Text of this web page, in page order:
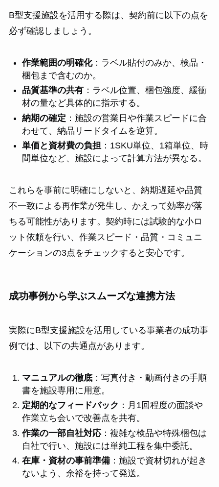
B型支援施設を活用する際は、契約前に以下の点を
必ず確認しましょう。
作業範囲の明確化：ラベル貼付のみか、検品・
梱包まで含むのか。
品質基準の共有：ラベル位置、梱包強度、緩衝
材の量など具体的に指示する。
納期の確定 ：施設の営業日や作業スピードに合
わせて、納品リードタイムを逆算。
単価と資材費の負担：1SKU単位、1箱単位、時
間単位など、施設によって計算方法が異なる。
これらを事前に明確にしないと、納期遅延や品質
不一致による再作業が発生し、かえって効率が落
ちる可能性があります。契約時には試験的な小ロ
ット依頼を行い、作業スピード・品質・コミュニ
ケーションの3点をチェックすると安心です。
成功事例から学ぶスムーズな連携方法
実際にB型支援施設を活用している事業者の成功事
例では、以下の共通点があります。
マニュアルの徹底：写真付き・動画付きの手順
書を施設専用に用意。
定期的なフィードバック ：月1回程度の面談や
作業立ち会いで改善点を共有。
作業の一部自社対応：複雑な検品や特殊梱包は
自社で行い、施設には単純工程を集中委託。
在庫・資材の事前準備：施設で資材切れが起き
ないよう、余裕を持って発送。